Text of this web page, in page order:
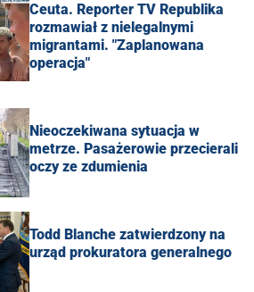
Ceuta. Reporter TV Republika
rozmawiał z nielegalnymi
migrantami. "Zaplanowana
operacja"
Nieoczekiwana sytuacja w
metrze. Pasażerowie przecierali
oczy ze zdumienia
Todd Blanche zatwierdzony na
urząd prokuratora generalnego